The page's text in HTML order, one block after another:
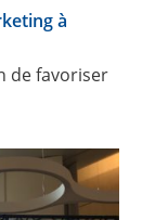
à
de favoriser